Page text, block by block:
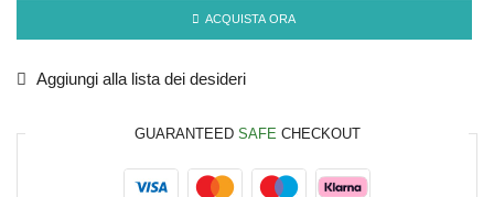
ACQUISTA ORA
Aggiungi alla lista dei desideri
GUARANTEED SAFE CHECKOUT